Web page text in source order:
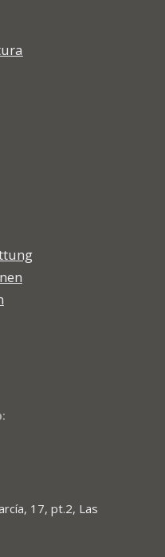
17, pt.2, Las